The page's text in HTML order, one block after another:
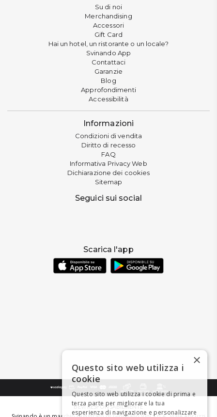
Su di noi
Merchandising
Accessori
Gift Card
Hai un hotel, un ristorante o un locale?
Svinando App
Contattaci
Garanzie
Blog
Approfondimenti
Accessibilità
Informazioni
Condizioni di vendita
Diritto di recesso
FAQ
Informativa Privacy Web
Dichiarazione dei cookies
Sitemap
Seguici sui social
Scarica l'app
BEVI RESPONSABILMENTE
×
Questo sito web utilizza i
cookie
Questo sito web utilizza i cookie di prima e
terza parte per migliorare la tua
esperienza di navigazione e personalizzare